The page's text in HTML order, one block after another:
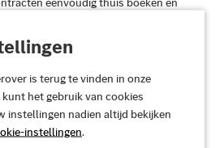
uw voordelen
is terug te vinden in onze
kunt het gebruik van cookies
instellingen nadien altijd bekijken
instellingen.